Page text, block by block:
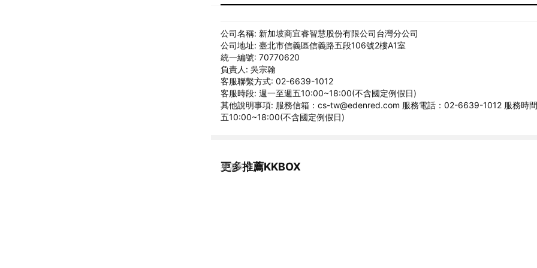
公司名稱: 新加坡商宜睿智慧股份有限公司台灣分公司
公司地址: 臺北市信義區信義路五段106號2樓A1室
統一編號: 70770620
負責人: 吳宗翰
客服聯繫方式: 02-6639-1012
客服時段: 週一至週五10:00~18:00(不含國定例假日)
其他說明事項: 服務信箱：cs-tw@edenred.com 服務電話：02-6639-1012 服務時
五10:00~18:00(不含國定例假日)
更多推薦KKBOX
看更多